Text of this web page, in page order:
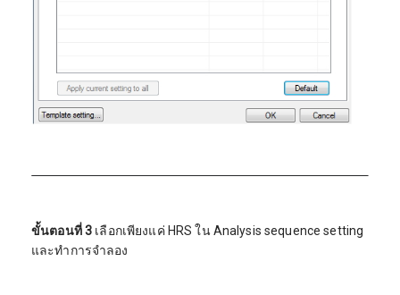
ขั้นตอนที่ 3 เลือกเพียงแค่ HRS ใน Analysis sequence setting
และทำการจำลอง